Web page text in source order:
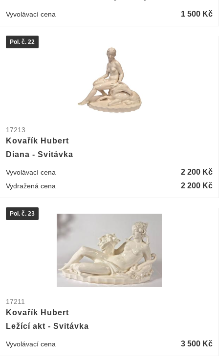
Vyvolávací cena 1 500 Kč
Pol. č. 22
17213
Kovařík Hubert
Diana - Svitávka
Vyvolávací cena 2 200 Kč
Vydražená cena 2 200 Kč
Pol. č. 23
17211
Kovařík Hubert
Ležící akt - Svitávka
Vyvolávací cena 3 500 Kč